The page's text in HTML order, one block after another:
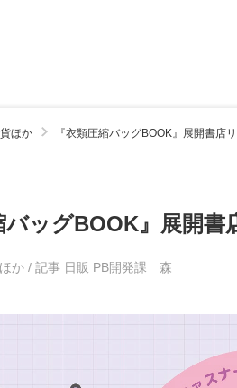
ほか 『衣類圧縮バッグBOOK』展開書店
バッグBOOK』展開書
か / 記事 日販 PB開発課 森